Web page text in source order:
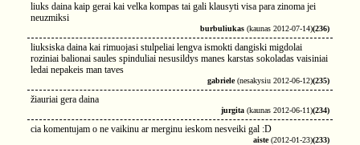
liuks daina kaip gerai kai velka kompas tai gali klausyti visa para zinoma jei
neuzmiksi
burbuliukas (kaunas 2012-07-14)(236)
liuksiska daina kai rimuojasi stulpeliai lengva ismokti dangiski migdolai
roziniai balionai saules spinduliai nesusildys manes karstas sokoladas vaisiniai
ledai nepakeis man taves
gabriele(nesakysiu 2012-06-12)(235)
žiauriai gera daina
jurgita (kaunas 2012-06-11)(234)
cia komentujam o ne vaikinu ar merginu ieskom nesveiki gal :D
aiste(2012-01-23)(233)